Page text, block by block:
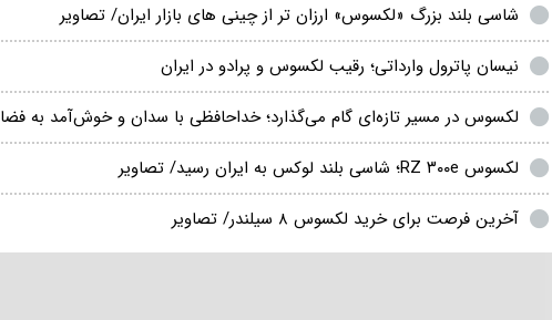
شاسی بلند بزرگ «لکسوس» ارزان تر از چینی های بازار ایران/ تصاویر
نیسان پاترول وارداتی؛ رقیب لکسوس و پرادو در ایران
لکسوس در مسیر تازه‌ای گام می‌گذارد؛ خداحافظی با سدان و خوش‌آمد
لکسوس RZ ۳۰۰e؛ شاسی بلند لوکس به ایران رسید/ تصاویر
آخرین فرصت برای خرید لکسوس ۸ سیلندر/ تصاویر